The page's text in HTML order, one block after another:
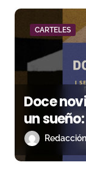
CARTELES
Doce
un
en suRedacción